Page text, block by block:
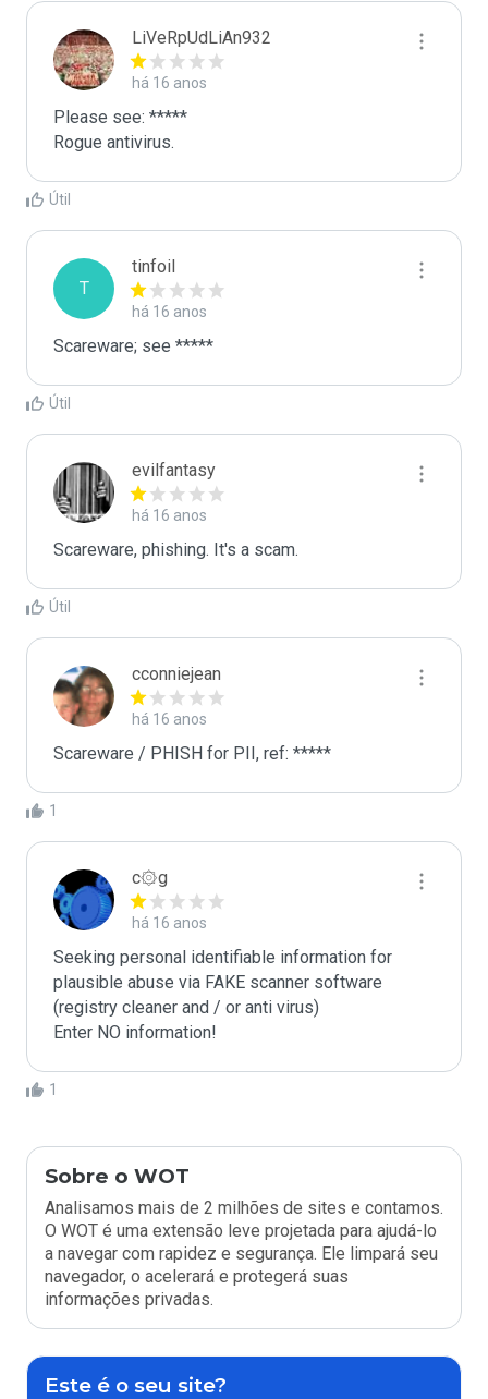
LiVeRpUdLiAn932
há 16 anos
Please see: *****
Rogue antivirus.
Útil
T
tinfoil
há 16 anos
Scareware; see *****
Útil
evilfantasy
há 16 anos
Scareware, phishing. It's a scam.
Útil
cconniejean
há 16 anos
Scareware / PHISH for PII, ref: *****
1
c۞g
há 16 anos
Seeking personal identifiable information for
plausible abuse via FAKE scanner software
(registry cleaner and / or anti virus)
Enter NO information!
1
Sobre o WOT
Analisamos mais de 2 milhões de sites e contamos.
O WOT é uma extensão leve projetada para ajudá-lo
a navegar com rapidez e segurança. Ele limpará seu
navegador, o acelerará e protegerá suas
informações privadas.
Este é o seu site?